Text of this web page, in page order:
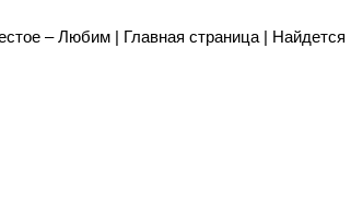
– Любим | Главная страница | Найдется